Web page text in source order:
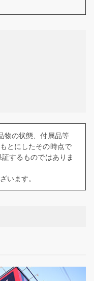
物の状態、付属品等
とにしたその時点で
するものではありま
います。